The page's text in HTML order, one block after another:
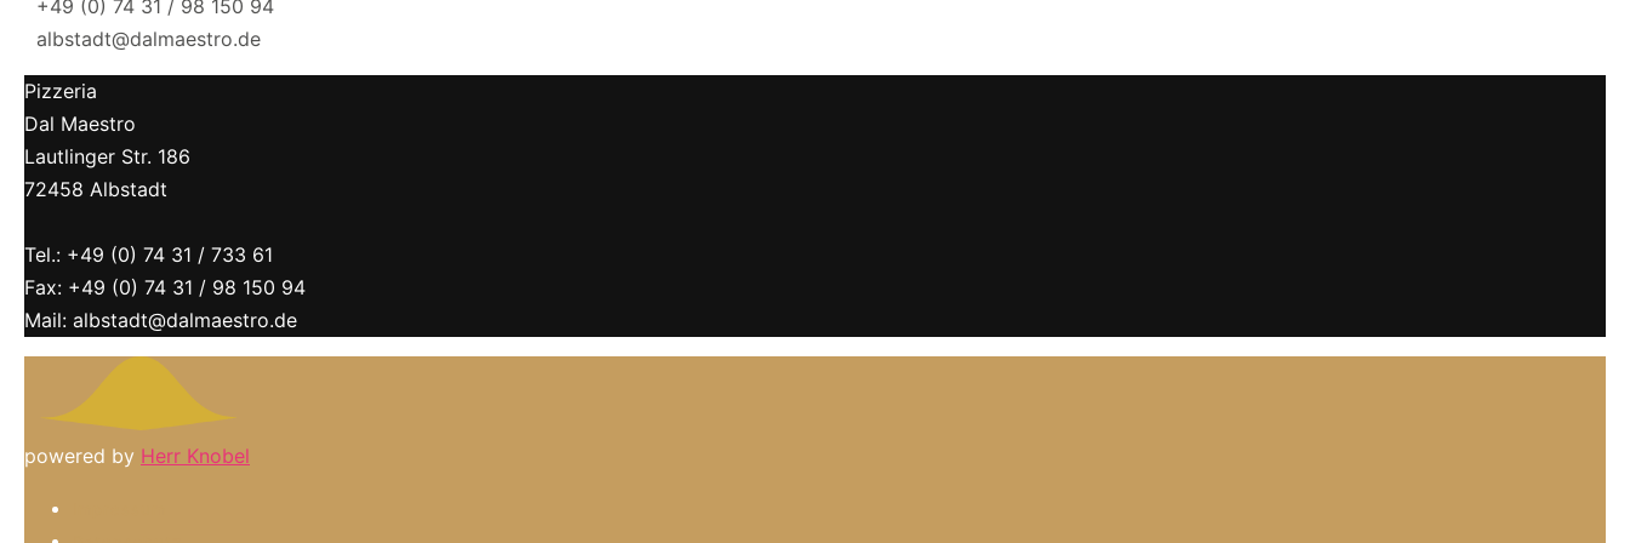
+49 (0) 74 31 / 98 150 94
albstadt@dalmaestro.de
Pizzeria
Dal Maestro
Lautlinger Str. 186
72458 Albstadt
Tel.: +49 (0) 74 31 / 733 61
Fax: +49 (0) 74 31 / 98 150 94
Mail: albstadt@dalmaestro.de
powered by Herr Knobel